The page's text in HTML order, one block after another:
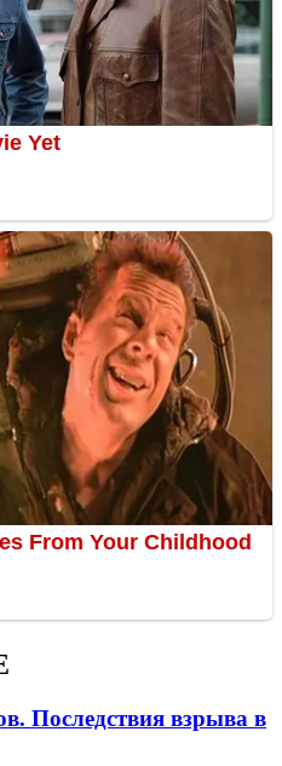
Последствия взрыва в